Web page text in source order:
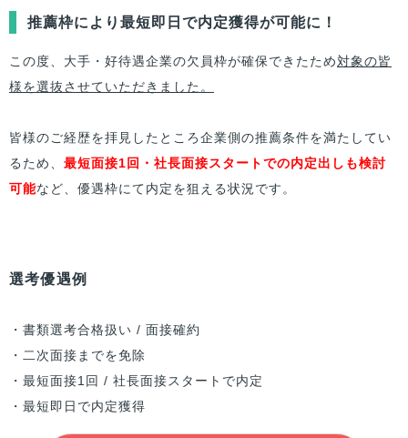
推薦枠により最短即日で内定獲得が可能に！
この度、大手・好待遇企業の欠員枠が確保できたため対象の皆
様を選抜させていただきました。
皆様のご経歴を拝見したところ企業側の推薦条件を満たしてい
るため、 最短面接1回・社長面接スタートでの内定出しも検討
可能など、優遇枠にて内定を狙える状況です。
選考優遇例
・書類選考合格扱い / 面接確約
・二次面接までを免除
・最短面接1回 / 社長面接スタートで内定
・最短即日で内定獲得